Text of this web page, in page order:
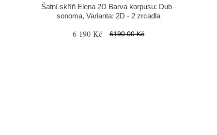
Šatní skříň Elena 2D Barva korpusu: Dub -
sonoma, Varianta: 2D - 2 zrcadla
6 190 Kč 6190.00 Kč